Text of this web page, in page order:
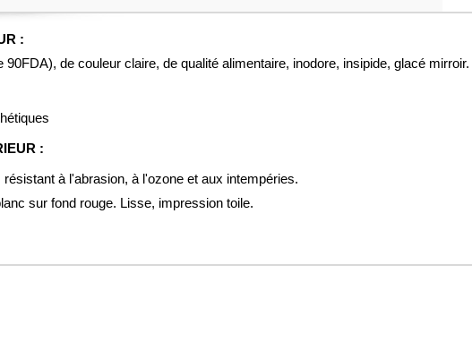
:
de couleur claire, de qualité alimentaire, inodore, insipide, glacé mirroir.
:
à l'abrasion, à l'ozone et aux intempéries.
sur fond rouge. Lisse, impression toile.